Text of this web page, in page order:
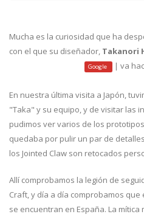
Mucha es la curiosidad que ha
con el que su diseñador, Takanori
Google | va
En nuestra última visita a Japón,
"Taka" y su equipo, y de visitar las
pudimos ver varios de los
quedaba por pulir un par de
los Jointed Claw son retocados
Allí comprobamos la legión de
Craft, y día a día comprobamos
se encuentran en España. La